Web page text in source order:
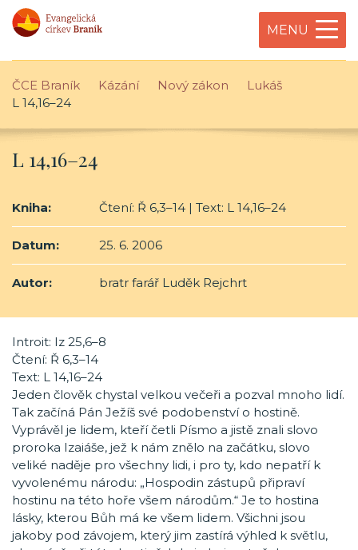
MENU
ČCE Braník Kázání Nový zákon
Lukáš
L 14,16–24
L 14,16–24
Kniha: Čtení: Ř 6,3–14 | Text: L 14,16–24
Datum: 25. 6. 2006
Autor: bratr farář Luděk Rejchrt
Introit: Iz 25,6–8
Čtení: Ř 6,3–14
Text: L 14,16–24
Jeden člověk chystal velkou večeři a pozval mnoho lidí.
Tak začíná Pán Ježíš své podobenství o hostině.
Vyprávěl je lidem, kteří četli Písmo a jistě znali slovo
proroka Izaiáše, jež k nám znělo na začátku, slovo
veliké naděje pro všechny lidi, i pro ty, kdo nepatří k
vyvolenému národu: „Hospodin zástupů připraví
hostinu na této hoře všem národům.“ Je to hostina
lásky, kterou Bůh má ke všem lidem. Všichni jsou
jakoby pod závojem, který jim zastírá výhled k světlu,